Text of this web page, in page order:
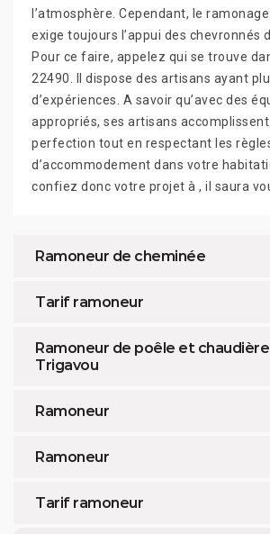
l’atmosphère. Cependant, le
exige toujours l’appui des chevronnés
Pour ce faire, appelez qui se trouve
22490. Il dispose des artisans ayant
d’expériences. A savoir qu’avec des
appropriés, ses artisans
perfection tout en respectant les
d’accommodement dans votre
confiez donc votre projet à , il saura
Ramoneur de cheminée
Tarif ramoneur
Ramoneur de poêle et chaudière
Trigavou
Ramoneur
Ramoneur
Tarif ramoneur